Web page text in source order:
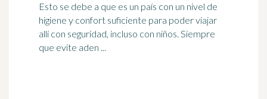
Esto se debe a que es un país con un nivel de
higiene y confort suficiente para poder viajar
allí con seguridad, incluso con niños. Siempre
que evite aden ...